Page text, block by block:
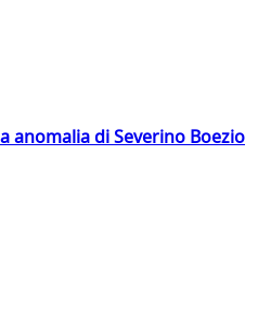
anomalia di Severino Boezio